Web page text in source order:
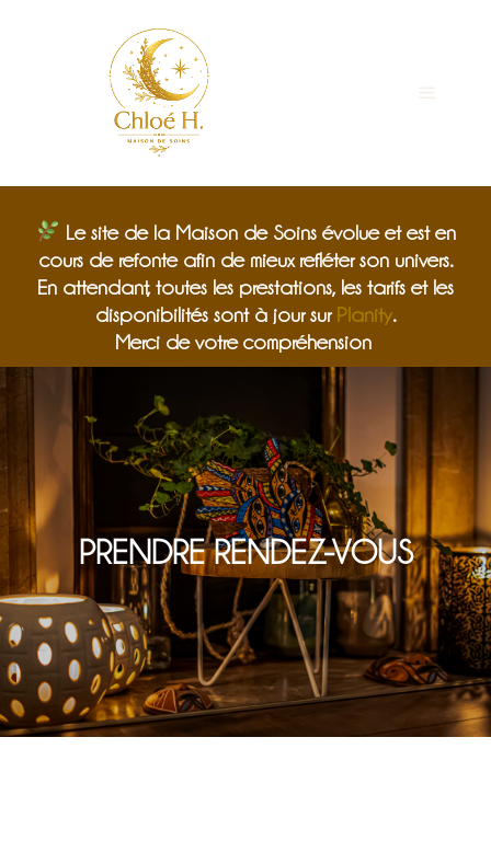
Le site de la Maison de Soins évolue et est en
cours de refonte afin de mieux refléter son univers.
En attendant, toutes les prestations, les tarifs et les
disponibilités sont à jour sur Planity.
Merci de votre compréhension
PRENDRE RENDEZ-VOUS